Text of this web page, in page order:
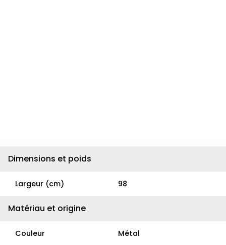
Dimensions et poids
Largeur (cm) 98
Matériau et origine
Couleur Métal